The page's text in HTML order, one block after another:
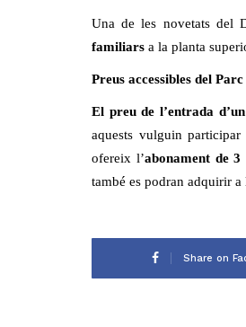
Una de les novetats del
familiars a la planta
Preus accessibles del
El preu de l’entrada
aquests vulguin
ofereix l’abonament de
també es podran adquirir
Share on